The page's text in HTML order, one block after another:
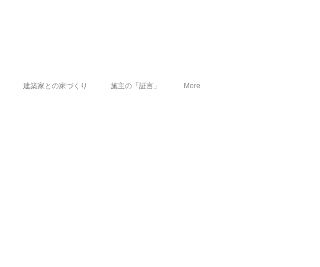
建築家との家づくり 施主の「証言」 More